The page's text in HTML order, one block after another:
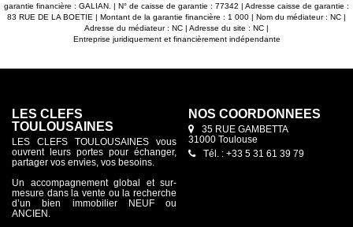
garantie financière : GALIAN. | N° de caisse de garantie : 77342 | Adresse caisse de garantie :
83 RUE DE LA BOETIE | Montant de la garantie financière : 1 000 | Nom du médiateur : NC |
Adresse du médiateur : NC | Adresse du site : NC |
Entreprise juridiquement et financièrement indépendante
LES CLEFS
TOULOUSAINES
LES CLEFS TOULOUSAINES vous
ouvrent leurs portes pour échanger,
partager vos envies, vos besoins.
Un accompagnement global et sur-
mesure dans la vente ou la recherche
d’un bien immobilier NEUF ou
ANCIEN.
NOS COORDONNÉES
35 RUE GAMBETTA
31000 Toulouse
Tél. : +33 5 31 61 39 79